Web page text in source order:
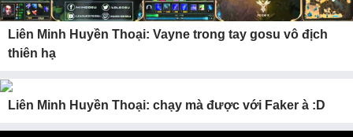
Liên Minh Huyền Thoại: Vayne trong tay gosu vô địch
thiên hạ
Liên Minh Huyền Thoại: chạy mà được với Faker à :D